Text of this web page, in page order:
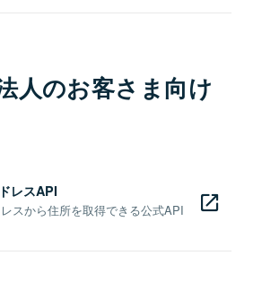
人のお客さま向け
レスAPI
スから住所を取得できる公式API